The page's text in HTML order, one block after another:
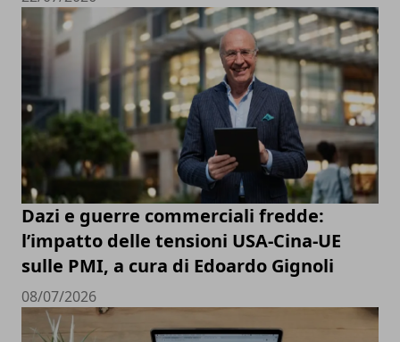
Dazi e guerre commerciali fredde:
l’impatto delle tensioni USA-Cina-UE
sulle PMI, a cura di Edoardo Gignoli
08/07/2026